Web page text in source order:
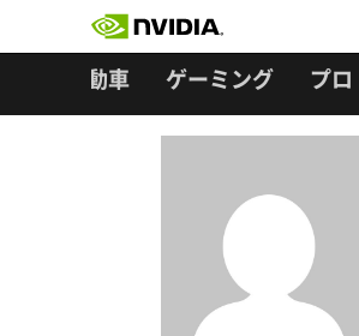
自動車 ゲーミング プロ